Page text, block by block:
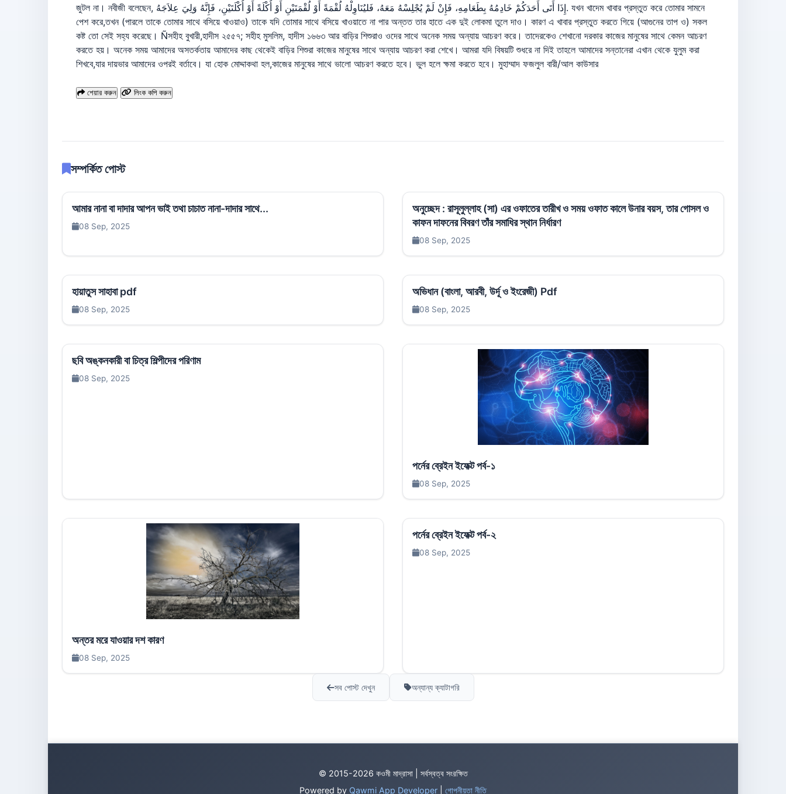
জুটল না। নবীজী বলেছেন, إِذَا أَتَى أَحَدَكُمْ خَادِمُهُ بِطَعَامِهِ، فَإِنْ لَمْ يُجْلِسْهُ مَعَهُ، فَليُنَاوِلْهُ لُقْمَةً أَوْ لُقْمَتَيْنِ أَوْ أُكْلَةً أَوْ أُكْلَتَيْنِ، فَإِنَّهُ وَلِيَ عِلاَجَهُ. যখন খাদেম খাবার প্রস্তুত করে তোমার সামনে
পেশ করে,তখন (পারলে তাকে তোমার সাথে বসিয়ে খাওয়াও) তাকে যদি তোমার সাথে বসিয়ে খাওয়াতে না পার অন্তত তার হাতে এক দুই লোকমা তুলে দাও। কারণ এ খাবার প্রস্তুত করতে গিয়ে (আগুনের তাপ ও) সকল
কষ্ট তো সেই সহ্য করেছে। Ñসহীহ বুখারী,হাদীস ২৫৫৭; সহীহ মুসলিম, হাদীস ১৬৬৩ আর বাড়ির শিশুরাও ওদের সাথে অনেক সময় অন্যায় আচরণ করে। তাদেরকেও শেখানো দরকার কাজের মানুষের সাথে কেমন আচরণ
করতে হয়। অনেক সময় আমাদের অসতর্কতায় আমাদের কাছ থেকেই বাড়ির শিশুরা কাজের মানুষের সাথে অন্যায় আচরণ করা শেখে। আমরা যদি বিষয়টি শুধরে না দিই তাহলে আমাদের সন্তানেরা এখান থেকে যুলুম করা
শিখবে,যার দায়ভার আমাদের ওপরই বর্তাবে। যা হোক মোদ্দাকথা হল,কাজের মানুষের সাথে ভালো আচরণ করতে হবে। ভুল হলে ক্ষমা করতে হবে। মুহাম্মাদ ফজলুল বারী/আল কাউসার
শেয়ার করুন লিংক কপি করুন
সম্পর্কিত পোস্ট
আমার নানা বা দাদার আপন ভাই তথা চাচাত নানা-দাদার সাথে...
08 Sep, 2025
অনুচ্ছেদ : রাসূলুল্লাহ (সা) এর ওফাতের তারীখ ও সময় ওফাত কালে উনার বয়স, তার গোসল ও
কাফন দাফনের বিবরণ তাঁর সমাধির স্থান নির্ধারণ
08 Sep, 2025
হায়াতুস সাহাবা pdf
08 Sep, 2025
অভিধান (বাংলা, আরবী, উর্দূ ও ইংরেজী) Pdf
08 Sep, 2025
ছবি অঙ্কনকারী বা চিত্র শিল্পীদের পরিণাম
08 Sep, 2025
পর্নের ব্রেইন ইফেক্ট পর্ব-১
08 Sep, 2025
অন্তর মরে যাওয়ার দশ কারণ
08 Sep, 2025
পর্নের ব্রেইন ইফেক্ট পর্ব-২
08 Sep, 2025
সব পোস্ট দেখুন অন্যান্য ক্যাটাগরি
© 2015-2026 কওমী মাদ্রাসা | সর্বস্বত্ব সংরক্ষিত
Powered by Qawmi App Developer গোপনীয়তা নীতি